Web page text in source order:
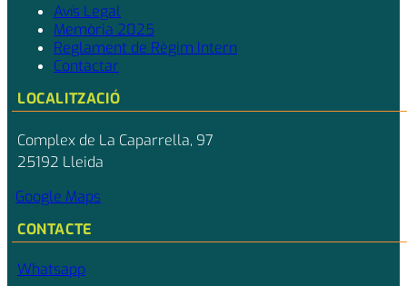
Avís Legal
Memòria 2025
Reglament de Règim Intern
Contactar
LOCALITZACIÓ
Complex de La Caparrella, 97
25192 Lleida
Google Maps
CONTACTE
Whatsapp